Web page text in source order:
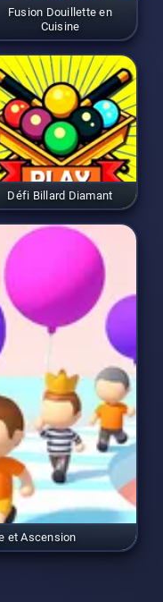
Fusion Douillette en
Cuisine
Défi Billard Diamant
et Ascension